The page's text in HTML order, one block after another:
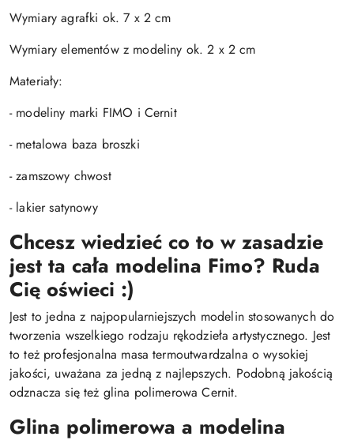
Wymiary agrafki ok. 7 x 2 cm
Wymiary elementów z modeliny ok. 2 x 2 cm
Materiały:
- modeliny marki FIMO i Cernit
- metalowa baza broszki
- zamszowy chwost
- lakier satynowy
Chcesz wiedzieć co to w zasadzie
jest ta cała modelina Fimo? Ruda
Cię oświeci :)
Jest to jedna z najpopularniejszych modelin stosowanych do
tworzenia wszelkiego rodzaju rękodzieła artystycznego. Jest
to też profesjonalna masa termoutwardzalna o wysokiej
jakości, uważana za jedną z najlepszych. Podobną jakością
odznacza się też glina polimerowa Cernit.
Glina polimerowa a modelina